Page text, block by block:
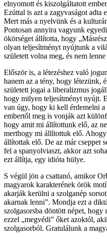
elnyomott és kiszolgáltatott
Ezúttal is azt a zagyvaságot adta
Mert más a nyelvünk és a
Pontosan annyira vagyunk
ökörséget állította, hogy
olyan teljesítményt nyújtunk a
született volna meg, és nem
Először is, a létezéshez való
hanem az a tény, hogy létezünk,
született jogai a liberalizmus
hogy milyen teljesítményt nyújt.
van úgy, hogy ki kell érdemelni a
embertől meg is vonják azt
hogy amit mi állítottunk elő, az
merthogy mi állítottuk elő.
állítottak elő. De az már cseppet
fel a spanyolviaszt, akkor azt
ezt állítja, egy idióta hülye.
S végül jön a csattanó, amikor
magyarok karakterének örök
akarják kerülni a szolganép
akarnak lenni”. Mondja ezt a
szolgasorsba döntött népet, hogy
ezzel „megvédi” őket azoktól,
szolgasorból. Gratulálunk a